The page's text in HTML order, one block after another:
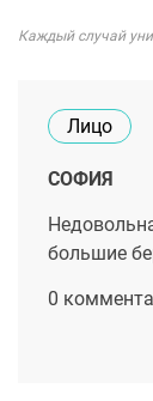
Каждый случай
Лицо
СОФИЯ
большие
0